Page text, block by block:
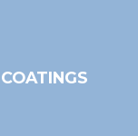
COATINGS